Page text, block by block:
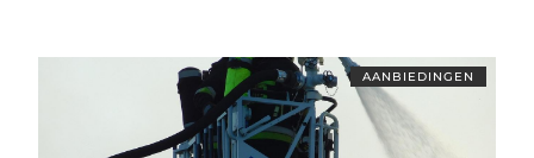
AANBIEDINGEN